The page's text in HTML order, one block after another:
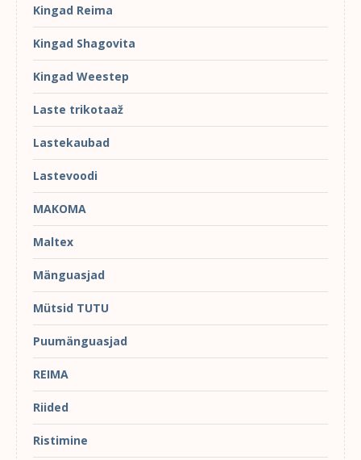
Kingad Reima
Kingad Shagovita
Kingad Weestep
Laste trikotaaž
Lastekaubad
Lastevoodi
MAKOMA
Maltex
Mänguasjad
Mütsid TUTU
Puumänguasjad
REIMA
Riided
Ristimine